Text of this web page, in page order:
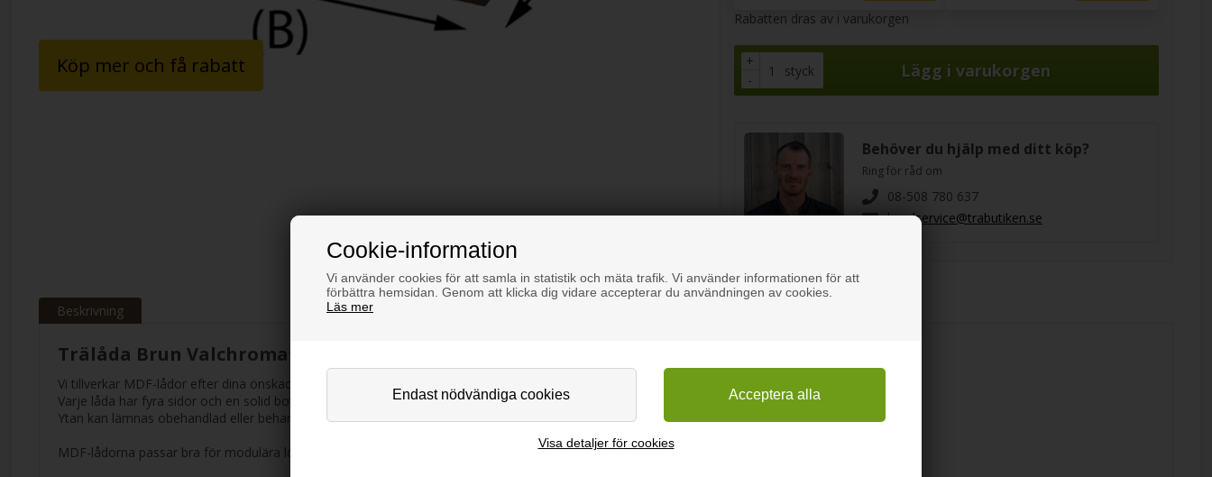
Cookie-information
Vi använder cookies för att samla in statistik och mäta trafik. Vi använder informationen för att
förbättra hemsidan. Genom att klicka dig vidare accepterar du användningen av cookies.
Läs mer
Visa detaljer för cookies
Köp mer och få rabatt
Rabatten dras av i varukorgen
+
-
styck
Behöver du hjälp med ditt köp?
Ring för råd om
08-508 780 637
kundservice@trabutiken.se
Beskrivning
Trälåda Brun Valchromat MDF 16 mm
Vi tillverkar MDF-lådor efter dina önskade mått, tillgängliga i flera färger.
Varje låda har fyra sidor och en solid botten, sammanfogade med lim och små stift.
Ytan kan lämnas obehandlad eller behandlas med lack eller olja vid behov.
MDF-lådorna passar bra för modulära lösningar eller skräddarsydda hyllsystem.